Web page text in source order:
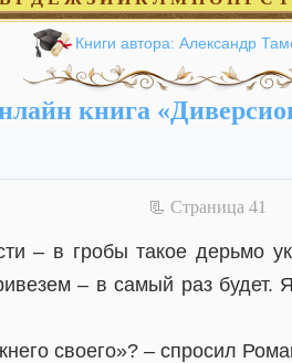
Книги автора: Александр
книга
📃 Cтраница 41
– в гробы такое дерьмо
– в самый раз будет.
своего»? – спросил